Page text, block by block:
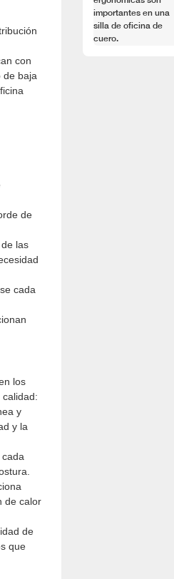
con
de baja
de
las
cada
los
y
y la
de calor
de
que